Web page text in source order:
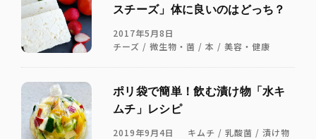
スチーズ」体に良いのはどっち？
2017年5月8日
チーズ / 微生物・菌 / 本 / 美容・健康
ポリ袋で簡単！飲む漬け物「水キ
ムチ」レシピ
2019年9月4日 キムチ / 乳酸菌 / 漬け物